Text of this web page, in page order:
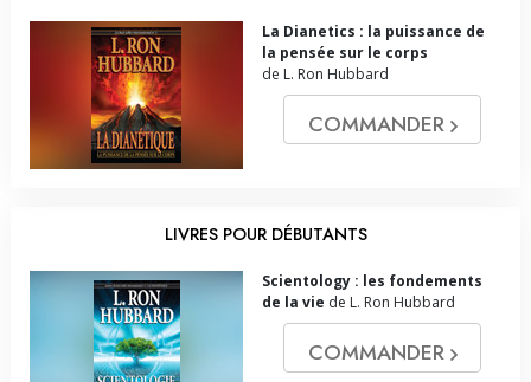
La Dianetics : la puissance de
la pensée sur le corps
de L. Ron Hubbard
COMMANDER
LIVRES POUR DÉBUTANTS
Scientology : les fondements
de la vie de L. Ron Hubbard
COMMANDER